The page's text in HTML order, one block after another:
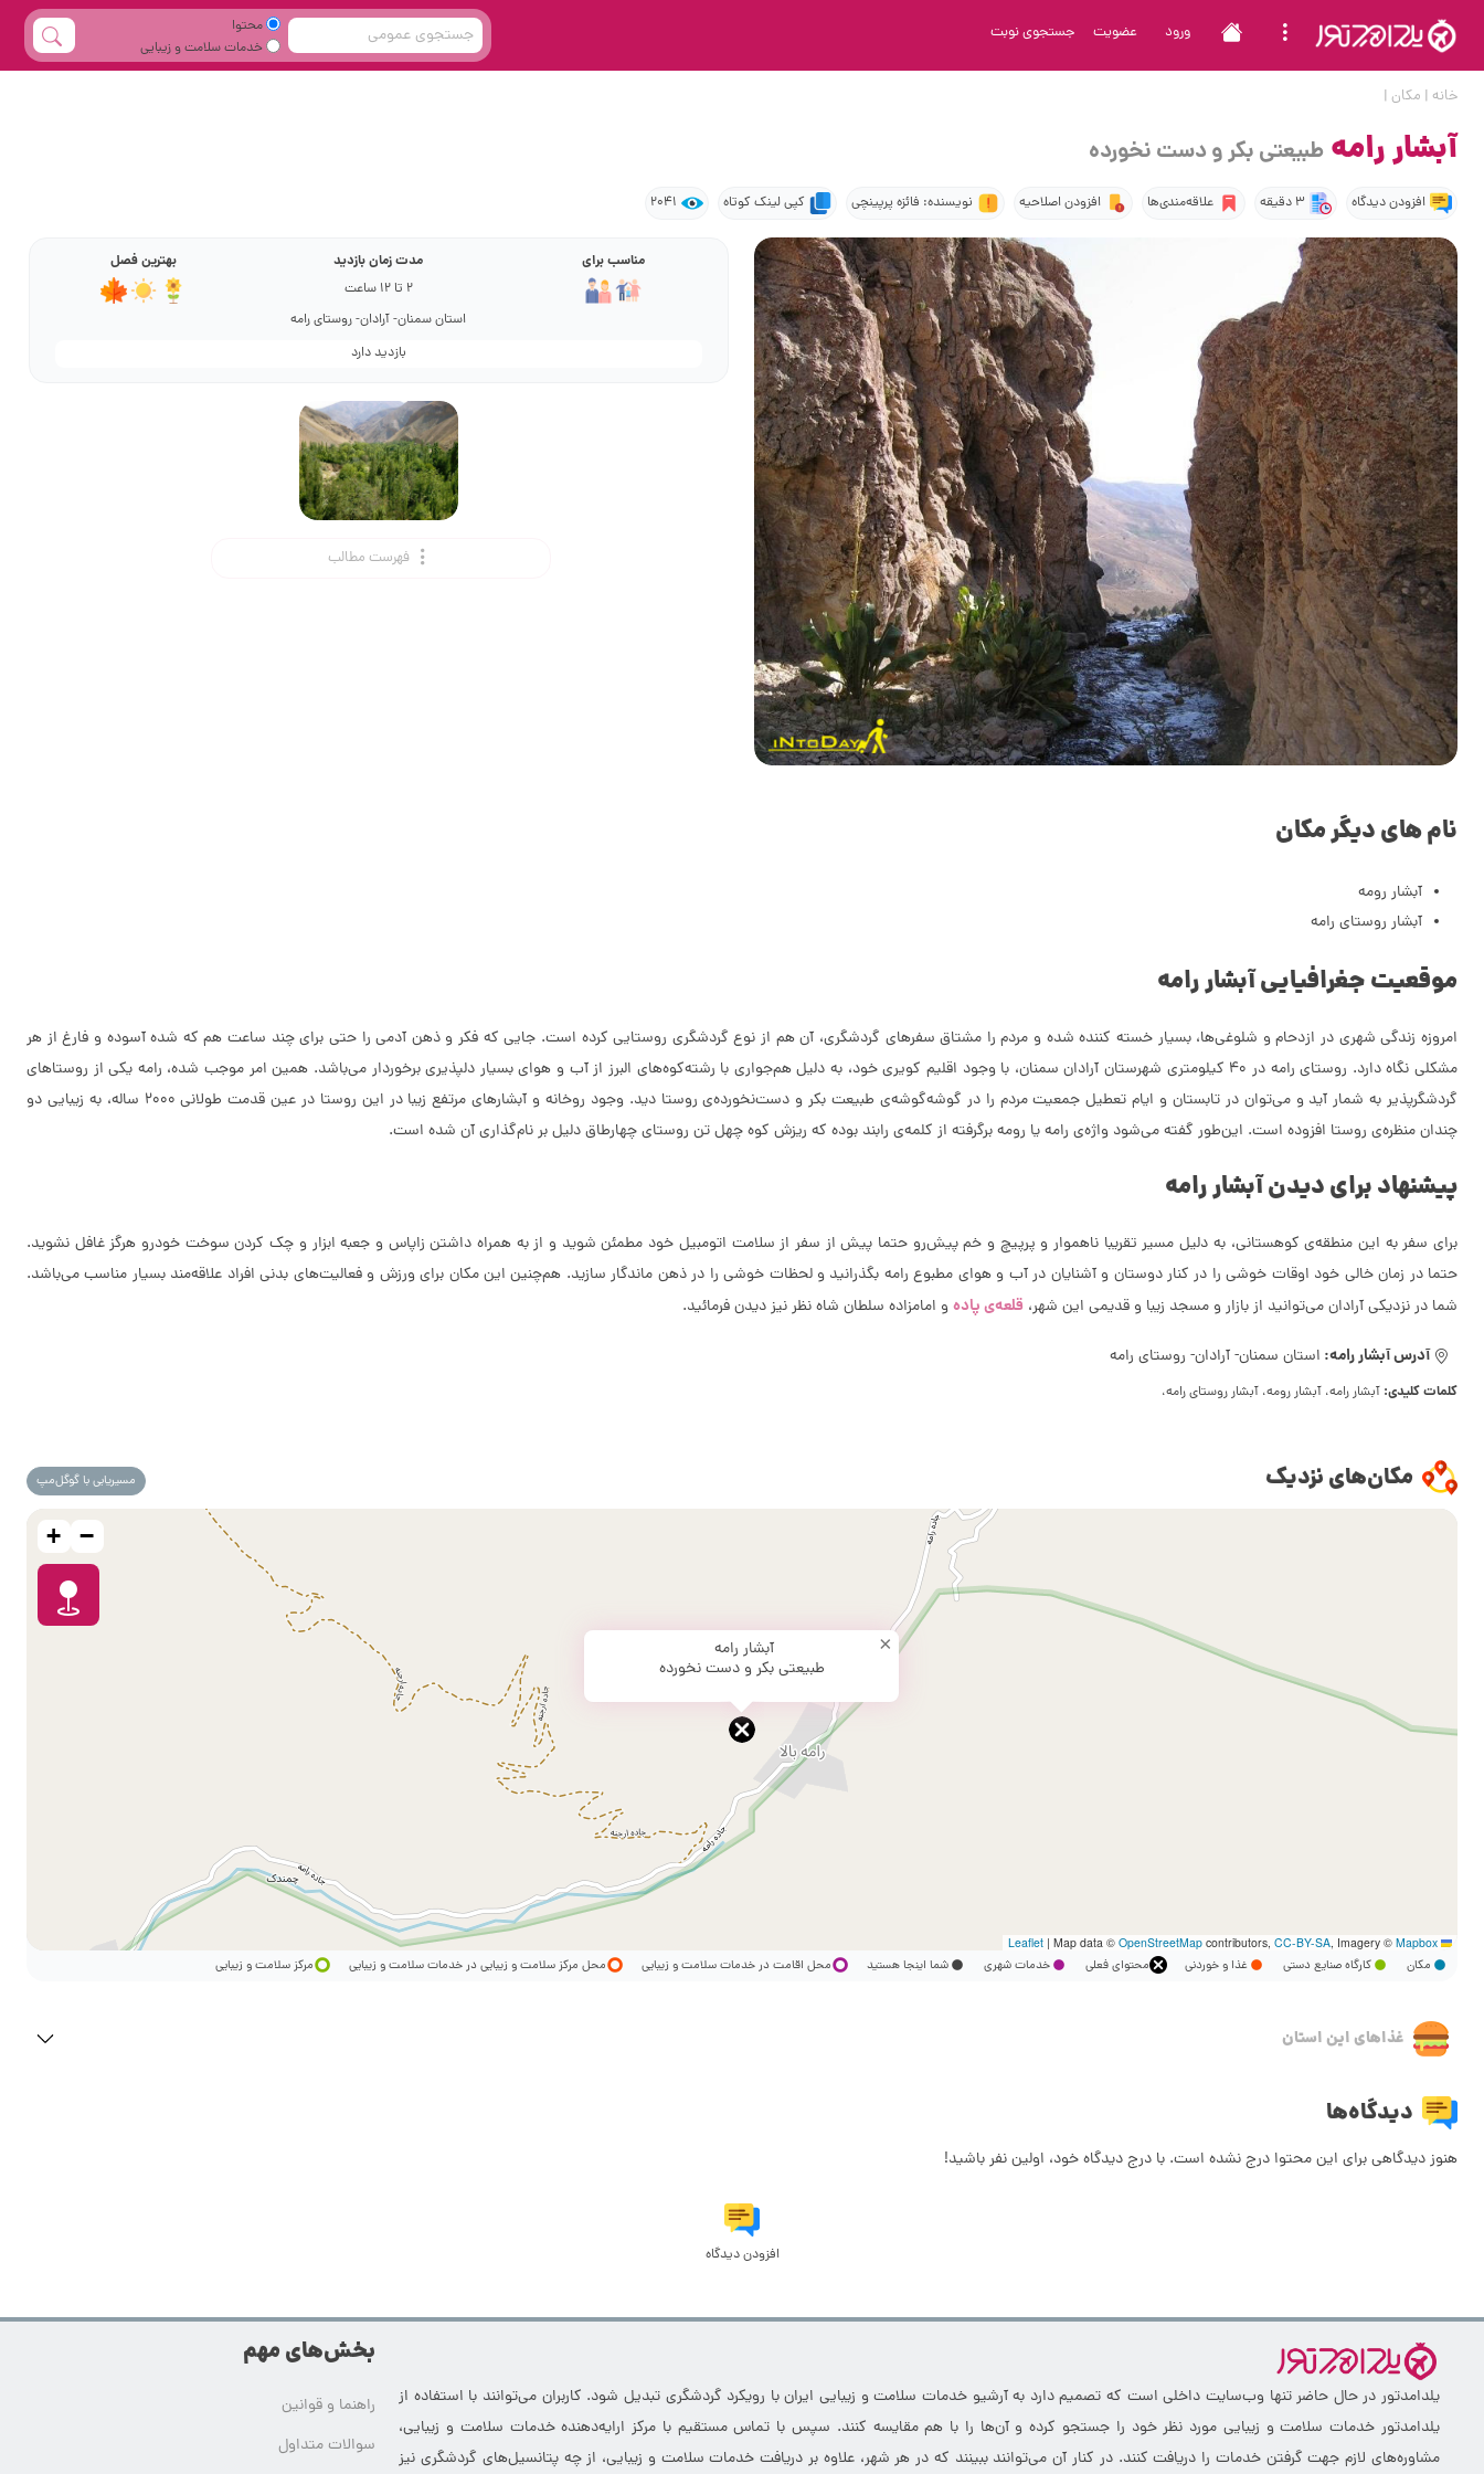
ورود عضویت جستجوی نوبت
محتوا
خدمات سلامت و زیبایی
خانه | مکان |
آبشار رامه طبیعتی بکر و دست نخورده
افزودن دیدگاه 3 دقیقه علاقه‌مندی‌ها افزودن اصلاحیه نویسنده: فائزه پرپینچی کپی لینک کوتاه 2041
مناسب برای مدت زمان بازدید
2 تا 12 ساعت
بهترین فصل
استان سمنان- آرادان- روستای رامه
بازدید دارد
فهرست مطالب
نام های دیگر مکان
آبشار رومه
آبشار روستای رامه
موقعیت جغرافیایی آبشار رامه
امروزه زندگی شهری در ازدحام و شلوغی‌ها، بسیار خسته کننده شده و مردم را مشتاق سفرهای گردشگری، آن هم از نوع گردشگری روستایی کرده است. جایی که فکر و ذهن آدمی را حتی برای چند ساعت هم که شده آسوده و فارغ از هر
مشکلی نگاه دارد. روستای رامه در 40 کیلومتری شهرستان آرادان سمنان، با وجود اقلیم کویری خود، به دلیل هم‌جواری با رشته‌کوه‌های البرز از آب و هوای بسیار دلپذیری برخوردار می‌باشد. همین امر موجب شده، رامه یکی از روستاهای
گردشگرپذیر به شمار آید و می‌توان در تابستان و ایام تعطیل جمعیت مردم را در گوشه‌گوشه‌ی طبیعت بکر و دست‌نخورده‌ی روستا دید. وجود روخانه و آبشارهای مرتفع زیبا در این روستا در عین قدمت طولانی 2000 ساله، به زیبایی دو
چندان منظره‌ی روستا افزوده است. این‌طور گفته می‌شود واژه‌ی رامه یا رومه برگرفته از کلمه‌ی رابند بوده که ریزش کوه چهل تن روستای چهارطاق دلیل بر نام‌گذاری آن شده است.
پیشنهاد برای دیدن آبشار رامه
برای سفر به این منطقه‌ی کوهستانی، به دلیل مسیر تقریبا ناهموار و پرپیچ و خم پیش‌رو حتما پیش از سفر از سلامت اتومبیل خود مطمئن شوید و از به همراه داشتن زاپاس و جعبه ابزار و چک کردن سوخت خودرو هرگز غافل نشوید.
حتما در زمان خالی خود اوقات خوشی را در کنار دوستان و آشنایان در آب و هوای مطبوع رامه بگذرانید و لحظات خوشی را در ذهن ماندگار سازید. هم‌چنین این مکان برای ورزش و فعالیت‌های بدنی افراد علاقه‌مند بسیار مناسب می‌باشد.
شما در نزدیکی آرادان می‌توانید از بازار و مسجد زیبا و قدیمی این شهر، قلعه‌ی پادهو امامزاده سلطان شاه نظر نیز دیدن فرمائید.
آدرس آبشار رامه: استان سمنان- آرادان- روستای رامه
کلمات کلیدی: آبشار رامه، آبشار رومه، آبشار روستای رامه،
مکان‌های نزدیک مسیریابی با گوگل‌مپ
آبشار رامه
طبیعتی بکر و دست نخورده
×
+ −
Leaflet
| Map data © OpenStreetMapcontributors, CC-BY-SA, Imagery © Mapbox
مکان کارگاه صنایع دستی غذا و خوردنی محتوای فعلی خدمات شهری شما اینجا هستید محل اقامت در خدمات سلامت و زیبایی محل مرکز سلامت و زیبایی در خدمات سلامت و زیبایی مرکز سلامت و زیبایی
غذاهای این استان
دیدگاه‌ها
هنوز دیدگاهی برای این محتوا درج نشده است. با درج دیدگاه خود، اولین نفر باشید!
افزودن دیدگاه
یلدامدتور در حال حاضر تنها وب‌سایت داخلی است که تصمیم دارد به آرشیو خدمات سلامت و زیبایی ایران با رویکرد گردشگری تبدیل شود. کاربران می‌توانند با استفاده از
یلدامدتور خدمات سلامت و زیبایی مورد نظر خود را جستجو کرده و آن‌ها را با هم مقایسه کنند. سپس با تماس مستقیم با مرکز ارایه‌دهنده خدمات سلامت و زیبایی،
مشاوره‌های لازم جهت گرفتن خدمات را دریافت کنند. در کنار آن می‌توانند ببینند که در هر شهر، علاوه بر دریافت خدمات سلامت و زیبایی، از چه پتانسیل‌های گردشگری نیز
بخش‌های مهم
راهنما و قوانین
سوالات متداول